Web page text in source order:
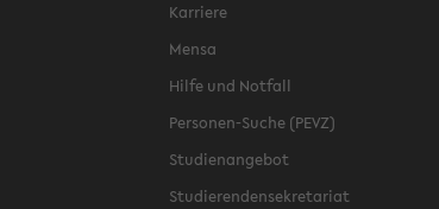
Karriere
Mensa
Hilfe und Notfall
Personen-Suche (PEVZ)
Studienangebot
Studierendensekretariat